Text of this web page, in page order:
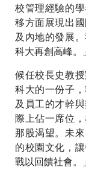
校管理經驗的
移方面展現出
及內地的發展
科大再創高峰。」
候任校長史教
科大的一份子
及員工的才幹
際上佔一席位
那股渴望。未
的校園文化，
戰以回饋社會。」